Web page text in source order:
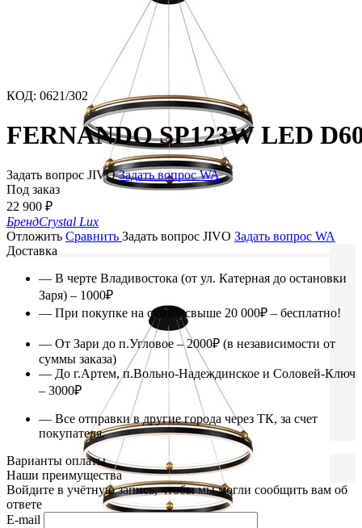
КОД: 0621/302
FERNANDO SP123W LED
Задать вопрос JIVO Задать вопрос WA
Под заказ
22 900 ₽
БрендCrystal Lux
Отложить Сравнить Задать вопрос JIVO Задать вопрос WA
Доставка
— В черте Владивостока (от ул. Катерная до остановки
Заря) – 1000₽
— При покупке на сумму свыше 20 000₽ – бесплатно!
— От Зари до п.Угловое – 2000₽ (в независимости от
суммы заказа)
— До г.Артем, п.Вольно-Надеждинское и Соловей-Ключ
– 3000₽
— Все отправки в другие города через ТК, за счет
покупателя.
Варианты оплаты
Наши преимущества
Войдите в учётную запись, чтобы мы могли сообщить вам об
ответе
E-mail